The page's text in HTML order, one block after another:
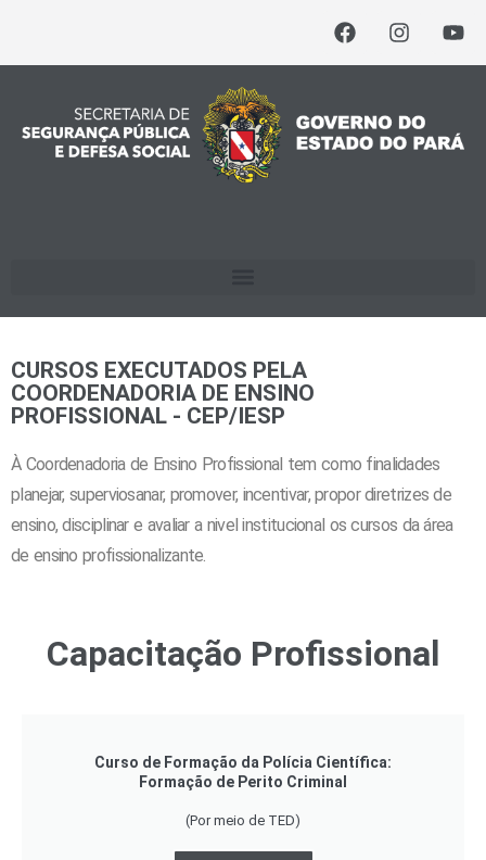
CURSOS EXECUTADOS PELA
COORDENADORIA DE ENSINO
PROFISSIONAL - CEP/IESP
À Coordenadoria de Ensino Profissional tem como finalidades
planejar, superviosanar, promover, incentivar, propor diretrizes de
ensino, disciplinar e avaliar a nivel institucional os cursos da área
de ensino profissionalizante.
Capacitação Profissional
Curso de Formação da Polícia Científica:
Formação de Perito Criminal
(Por meio de TED)